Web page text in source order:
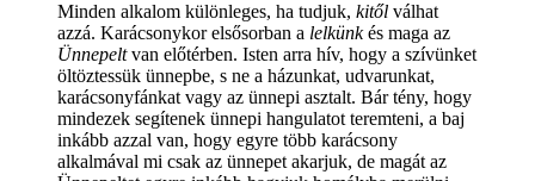
Minden alkalom különleges, ha tudjuk, kitől válhat
azzá. Karácsonykor elsősorban a lelkünkés maga az
Ünnepeltvan előtérben. Isten arra hív, hogy a szívünket
öltöztessük ünnepbe, s ne a házunkat, udvarunkat,
karácsonyfánkat vagy az ünnepi asztalt. Bár tény, hogy
mindezek segítenek ünnepi hangulatot teremteni, a baj
inkább azzal van, hogy egyre több karácsony
alkalmával mi csak az ünnepet akarjuk, de magát az